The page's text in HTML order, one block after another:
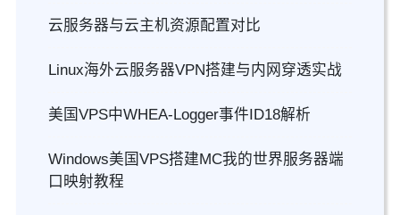
云服务器与云主机资源配置对比
Linux海外云服务器VPN搭建与内网穿透实战
美国VPS中WHEA-Logger事件ID18解析
Windows美国VPS搭建MC我的世界服务器端
口映射教程